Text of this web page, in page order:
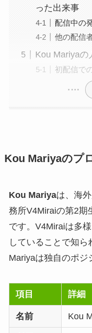
った出来事
配信中の
他の配信
Kou Mariyaの
初配信で
Kou Mariyaのプ
Kou Mariyaは、海
務所V4Miraiの第2期
です。V4Miraiは多
していることで知
Mariyaは独自のポジ
項目 詳細
名前 Kou